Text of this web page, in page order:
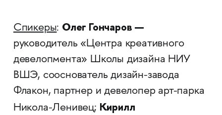
Спикеры: Олег Гончаров —
руководитель «Центра креативного
девелопмента» Школы дизайна НИУ
ВШЭ, сооснователь дизайн-завода
Флакон, партнер и девелопер арт-парка
Никола-Ленивец; Кирилл